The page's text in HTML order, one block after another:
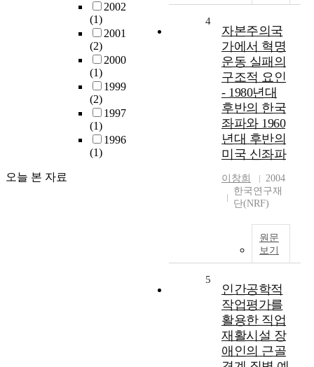
2002
(1)
2001
(2)
2000
(1)
1999
(2)
1997
(1)
1996
(1)
오늘 본 자료
4
자본주의국
가에서 혁명
운동 실패의
구조적 요인
- 1980년대
후반의 한국
좌파와 1960
년대 후반의
미국 신좌파
이창희
2004
한국연구재
단(NRF)
원문
보기
5
인간공학적
작업평가를
활용한 직업
재활시설 장
애인의 근골